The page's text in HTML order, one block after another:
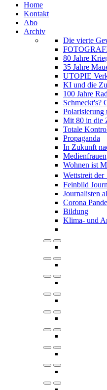
Home
Kontakt
Abo
Archiv
Die vierte
80 Jahre
35 Jahre
UTOPIE
KI und die
100 Jahre
Schmeckt's?
Polarisierung
Mit 80 in die
Totale
Propaganda
In Zukunft
Medienfrauen
Wohnen ist
Wettstreit
Feinbild
Journalisten
Corona
Bildung
Klima- und